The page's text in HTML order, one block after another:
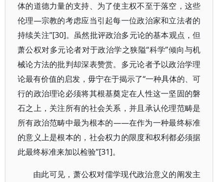
体的道德力量的支持、为了使主权不至于落空，这些
伦理—宗教的考虑应当引起每一位政治家和立法者的
持续关注”[30]。虽然批评政治多元论的基本观点，但
萧公权对多元论者对于政治学之狭隘“科学”倾向与机
械论方法的批判却深表赞赏。多元论者予以政治学理
论最有价值的启发，毋宁在于揭示了“一种具体的、可
行的政治理论必须将其根基奠定在人性这一坚固的磐
石之上，关注所有的社会关系，并且承认伦理范畴是
所有政治范畴中最为根本的——在作为一种最终标准
的意义上是根本的，社会权力的限度和权利都必须据
此最终标准来加以检验”[31]。
由此可见，萧公权对儒学现代政治意义的阐发主